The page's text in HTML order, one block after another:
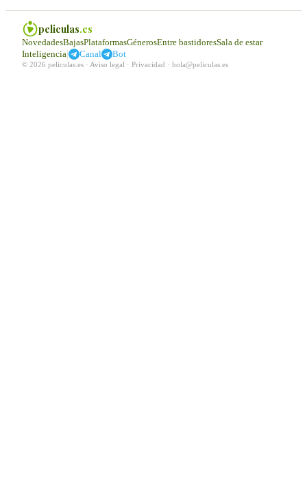
peliculas.es
NovedadesBajasPlataformasGénerosEntre bastidoresSala de estar
Inteligencia| Canal Bot
© 2026 peliculas.es · Aviso legal · Privacidad · hola@peliculas.es